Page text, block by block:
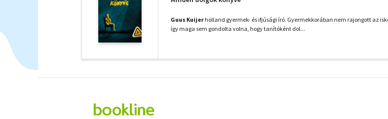
Guus Kuijer holland gyermek- és ifjúsági író. Gyermekkorában nem rajongott az
így maga sem gondolta volna, hogy tanítóként dol...
szűrők